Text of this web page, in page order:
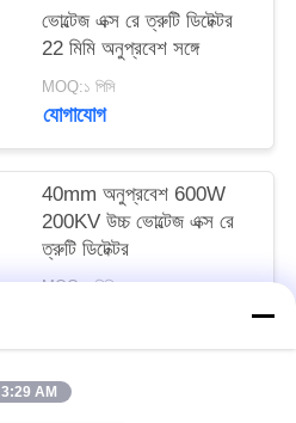
ভোল্টেজ এক্স রে ত্রুটি ডিটেক্টর
22 মিমি অনুপ্রবেশ সঙ্গে
MOQ:১ পিসি
যোগাযোগ
40mm অনুপ্রবেশ 600W
200KV উচ্চ ভোল্টেজ এক্স রে
ত্রুটি ডিটেক্টর
MOQ:১ পিসি
3:29 AM